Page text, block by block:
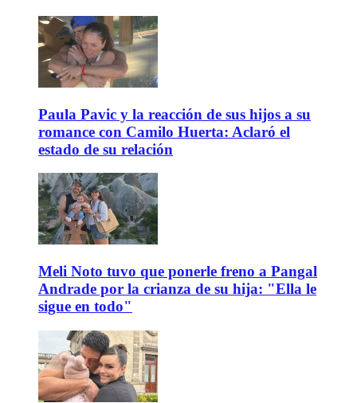
Paula Pavic y la reacción de sus hijos a su
romance con Camilo Huerta: Aclaró el
estado de su relación
Meli Noto tuvo que ponerle freno a Pangal
Andrade por la crianza de su hija: "Ella le
sigue en todo"